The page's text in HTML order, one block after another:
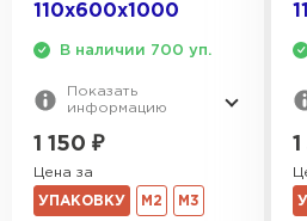
110х600х1000
В наличии 700 уп.
Показать
информацию
1 150 ₽
Цена за
УПАКОВКУ М2 М3